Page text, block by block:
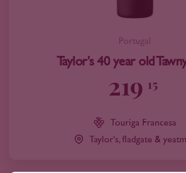
Portugal
Taylor's 40 year old
219 15
Touriga Francesa
Taylor's, fladgate &